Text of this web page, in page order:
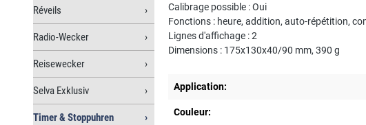
Réveils
Radio-Wecker
Reisewecker
Selva Exklusiv
Timer & Stoppuhren
Calibrage possible : Oui
Fonctions : heure, addition, auto-répétition,
Lignes d'affichage : 2
Dimensions : 175x130x40/90 mm, 390 g
Application:
Couleur: